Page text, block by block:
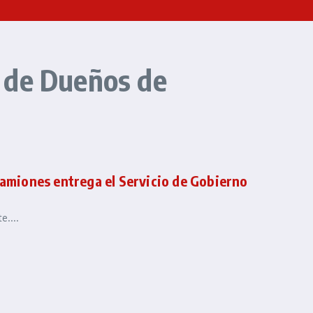
Dueños de
entrega el Servicio de Gobierno